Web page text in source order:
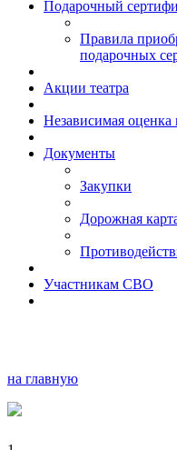
Подарочный
Правила
подарочных
Акции театра
Независимая оценка
Документы
Закупки
Дорожная
Участникам СВО
на главную